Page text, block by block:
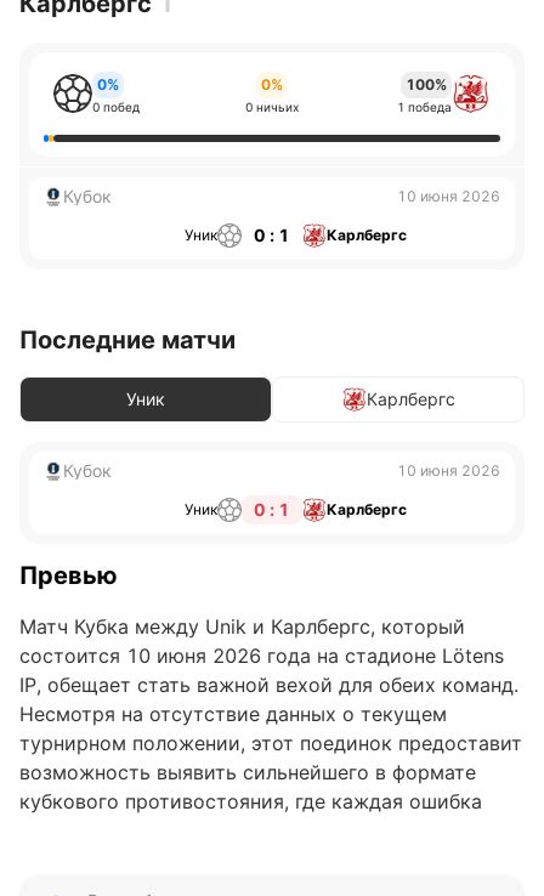
0%
0 побед
0%
0 ничьих
100%
1 победа
Кубок 10 июня 2026
Уник 0 : 1 Карлбергс
Последние матчи
Уник Карлбергс
Кубок 10 июня 2026
Уник 0 : 1 Карлбергс
Превью
Матч Кубка между Unik и Карлбергс, который
состоится 10 июня 2026 года на стадионе Lötens
IP, обещает стать важной вехой для обеих команд.
Несмотря на отсутствие данных о текущем
турнирном положении, этот поединок предоставит
возможность выявить сильнейшего в формате
кубкового противостояния, где каждая ошибка
дальше в турнире.